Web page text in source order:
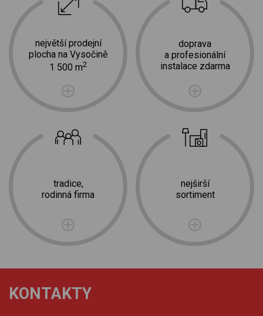
největší prodejní
plocha na Vysočině
1 500 m2
tradice,
rodinná firma
doprava
a profesionální
instalace zdarma
nejširší
sortiment
KONTAKTY